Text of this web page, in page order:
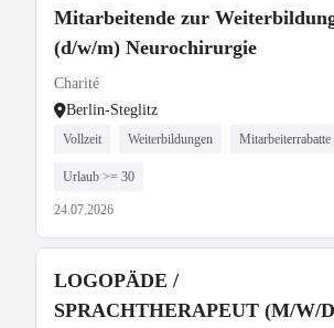
Mitarbeitende zur
(d/w/m) Neurochirurgie
Charité
Berlin-Steglitz
Vollzeit Weiterbildungen Mitarbeiterrabatte
Urlaub >= 30
24.07.2026
LOGOPÄDE /
SPRACHTHERAPEUT (M/W/